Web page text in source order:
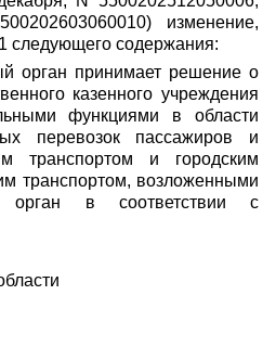
изменение,
следующего содержания:
орган принимает решение о
казенного учреждения
функциями в области
перевозок пассажиров и
транспортом и городским
транспортом, возложенными
орган в соответствии с
Омской области